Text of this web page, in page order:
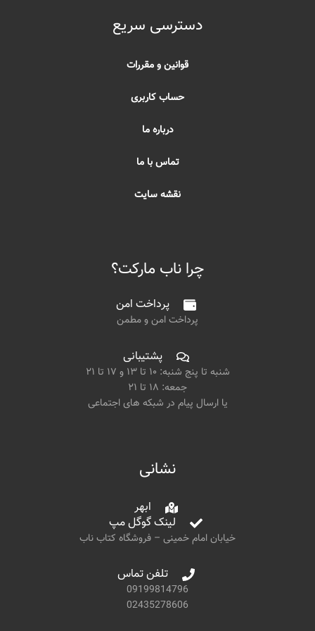
دسترسی سریع
قوانین و مقررات
حساب کاربری
درباره ما
تماس با ما
نقشه سایت
چرا ناب مارکت؟
پرداخت امن
پرداخت امن و مطمن
پشتیبانی
شنبه تا پنج شنبه: ۱۰ تا ۱۳ و ۱۷ تا ۲۱
جمعه: ۱۸ تا ۲۱
یا ارسال پیام در شبکه های اجتماعی
نشانی
ابهر
لینک گوگل مپ
خیابان امام خمینی – فروشگاه کتاب ناب
تلفن تماس
09199814796
02435278606